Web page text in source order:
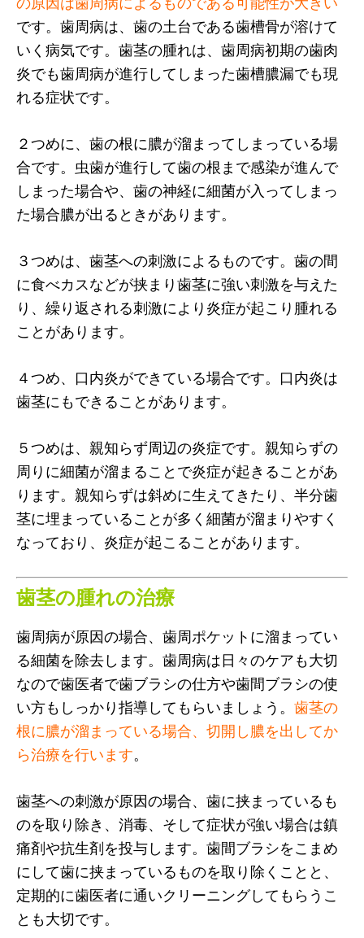
です。歯周病は、歯の土台である歯槽骨が溶けて
いく病気です。歯茎の腫れは、歯周病初期の歯肉
炎でも歯周病が進行してしまった歯槽膿漏でも現
れる症状です。
２つめに、歯の根に膿が溜まってしまっている場
合です。虫歯が進行して歯の根まで感染が進んで
しまった場合や、歯の神経に細菌が入ってしまっ
た場合膿が出るときがあります。
３つめは、歯茎への刺激によるものです。歯の間
に食べカスなどが挟まり歯茎に強い刺激を与えた
り、繰り返される刺激により炎症が起こり腫れる
ことがあります。
４つめ、口内炎ができている場合です。口内炎は
歯茎にもできることがあります。
５つめは、親知らず周辺の炎症です。親知らずの
周りに細菌が溜まることで炎症が起きることがあ
ります。親知らずは斜めに生えてきたり、半分歯
茎に埋まっていることが多く細菌が溜まりやすく
なっており、炎症が起こることがあります。
歯茎の腫れの治療
歯周病が原因の場合、歯周ポケットに溜まってい
る細菌を除去します。歯周病は日々のケアも大切
なので歯医者で歯ブラシの仕方や歯間ブラシの使
い方もしっかり指導してもらいましょう。 歯茎の
根に膿が溜まっている場合、切開し膿を出してか
ら治療を行います。
歯茎への刺激が原因の場合、歯に挟まっているも
のを取り除き、消毒、そして症状が強い場合は鎮
痛剤や抗生剤を投与します。歯間ブラシをこまめ
にして歯に挟まっているものを取り除くことと、
定期的に歯医者に通いクリーニングしてもらうこ
とも大切です。